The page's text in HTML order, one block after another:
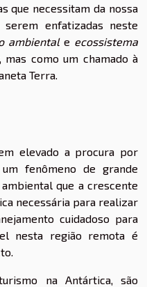
que necessitam da nossa
serem enfatizadas neste
ambientale ecossistema
como um chamado à
Terra.
elevado a procura por
fenômeno de grande
que a crescente
necessária para realizar
cuidadoso para
nesta região remota é
na Antártica, são